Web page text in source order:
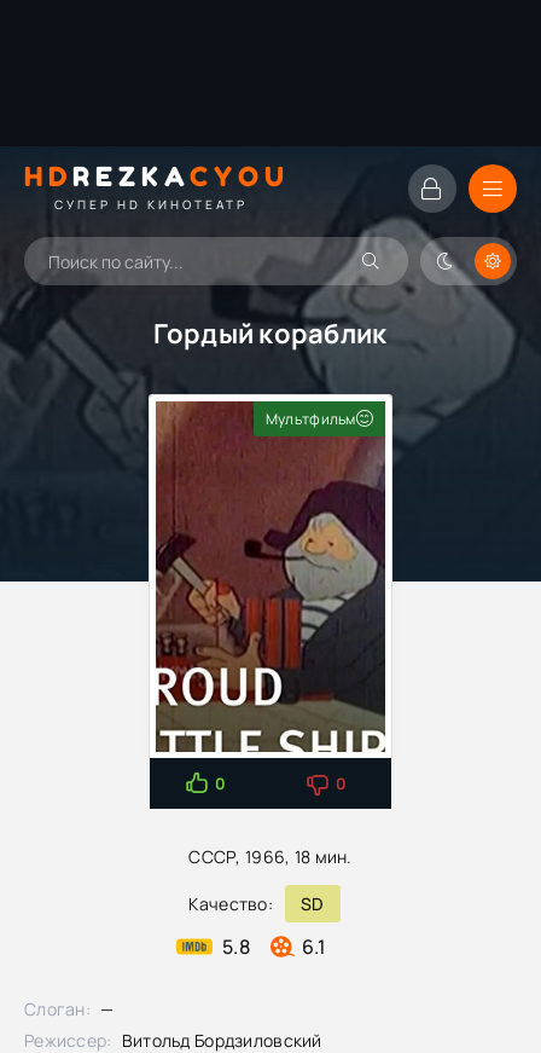
HDREZKACYOU
СУПЕР HD КИНОТЕАТР
Гордый кораблик
СССР, 1966, 18 мин.
Качество: SD
5.8 6.1
Мультфильм
0 0
Слоган: —
Режиссер: Витольд Бордзиловский